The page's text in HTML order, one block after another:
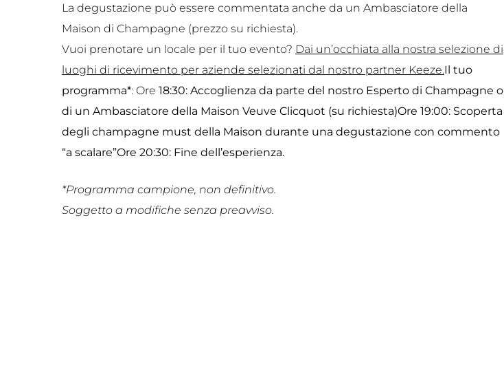
La degustazione può essere commentata anche da un Ambasciatore della
Maison di Champagne (prezzo su richiesta).
Vuoi prenotare un locale per il tuo evento? Dai un’occhiata alla nostra selezione di
luoghi di ricevimento per aziende selezionati dal nostro partner Keeze.Il tuo
programma*: Ore 18:30: Accoglienza da parte del nostro Esperto di Champagne o
di un Ambasciatore della Maison Veuve Clicquot (su richiesta)Ore 19:00: Scoperta
degli champagne must della Maison durante una degustazione con commento
“a scalare”Ore 20:30: Fine dell’esperienza.
*Programma campione, non definitivo.
Soggetto a modifiche senza preavviso.